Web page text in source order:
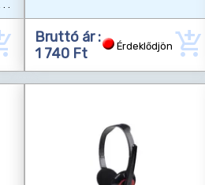
Bruttó ár :
1 740 Ft
Érdeklődjön add_shopping_cart